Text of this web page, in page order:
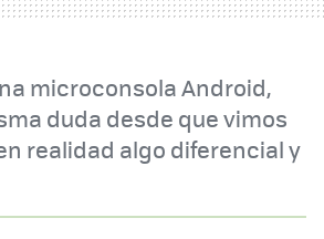
microconsola Android,
duda desde que vimos
realidad algo diferencial y